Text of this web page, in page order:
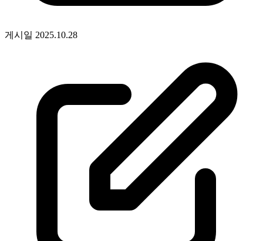
게시일 2025.10.28